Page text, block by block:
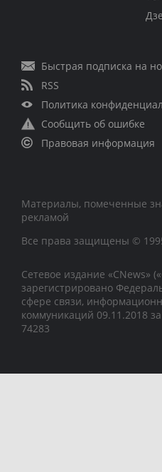
Быстрая подписка на
RSS
Политика
Сообщить об ошибке
Правовая информация
Материалы, помеченные
рекламой
Все права защищены ©
Сетевое издание «CNews»
зарегистрировано
сфере связи,
коммуникаций 09.11.2018
74283